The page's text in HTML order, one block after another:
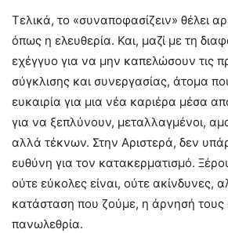
Τελικά, το «συναποφασίζειν» θέλει
όπως η ελευθερία. Και, μαζί με τη
εχέγγυο για να μην καπελώσουν τις
σύγκλισης και συνεργασίας, άτομα
ευκαιρία για μια νέα καριέρα μέσα
για να ξεπλύνουν, μεταλλαγμένοι,
αλλά τέκνων. Στην Αριστερά, δεν
ευθύνη για τον κατακερματισμό.
ούτε εύκολες είναι, ούτε ακίνδυνες,
κατάσταση που ζούμε, η άρνησή τους
πανωλεθρία.